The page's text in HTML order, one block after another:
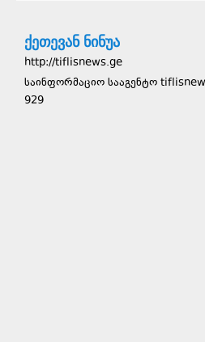
ქეთევან ნინუა
http://tiflisnews.ge
საინფორმაციო სააგენტო
929